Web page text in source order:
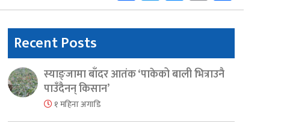
Link
Recent Posts
स्याङ्जामा बाँदर आतंक ‘पाकेको बाली भित्राउनै
पाउँदैनन् किसान’
१ महिना अगाडि